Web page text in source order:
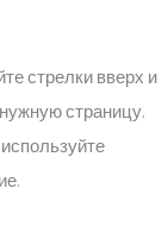
стрелки вверх и
страницу.